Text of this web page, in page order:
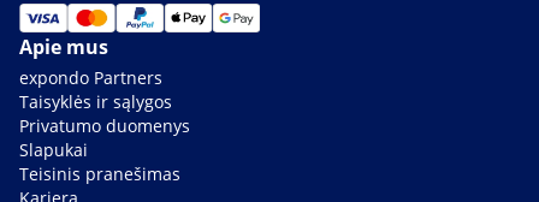
Apie mus
expondo Partners
Taisyklės ir sąlygos
Privatumo duomenys
Slapukai
Teisinis pranešimas